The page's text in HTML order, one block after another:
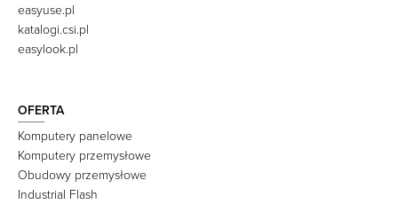
easyuse.pl
katalogi.csi.pl
easylook.pl
OFERTA
Komputery panelowe
Komputery przemysłowe
Obudowy przemysłowe
Industrial Flash